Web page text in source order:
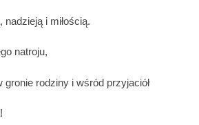
nadzieją i miłością.
natroju,
rodziny i wśród przyjaciół